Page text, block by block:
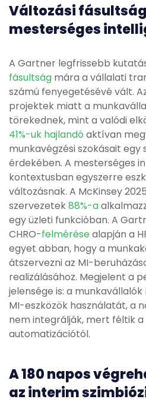
Változási
mesterséges
A Gartner legfrissebb
fásultság mára a vállalati
számú fenyegetésévé vált.
projektek miatt a
törekednek, mint a valódi
41%-uk hajlandó aktívan
munkavégzési szokásait egy
érdekében. A mesterséges
kontextusban egyszerre
változásnak. A McKinsey
szervezetek88%-a
egy üzleti funkcióban. A
CHRO-felmérésealapján a
egyet abban, hogy a
átszervezni az MI-
realizálásához. Megjelent a
jelensége is: a
MI-eszközök használatát, a
nem integrálják, mert féltik
automatizációtól.
A 180 napos
az interim